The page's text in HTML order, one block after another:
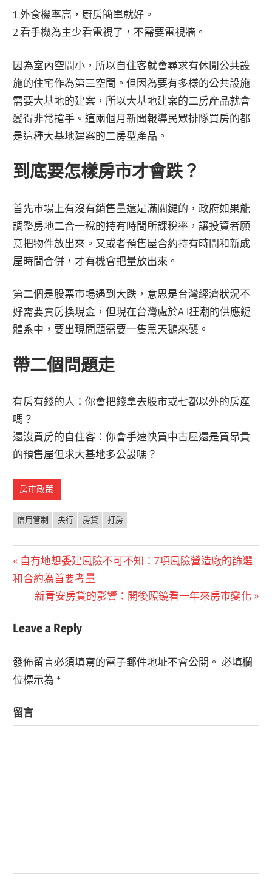
1.外食機率高，廚房簡單就好。
2.看手機為主少看電視了，不需要電視牆。
因為室內空間小，所以自住客就會尋求有休閒公共設
施的住宅作為第三空間。但因為要有多樣的公共設施
需要大基地的建案，所以大基地建案的二房產品就會
變得非常搶手。這兩個月新聞報導民眾排隊買房的都
是這種大基地建案的二房型產品。
到底要怎樣房市才會跌？
首先市場上有沒有銷售量還是滿關鍵的，政府如果能
調整房地二合一稅的持有時間所課稅率，讓投資者願
意把物件放出來。又或者預售屋合約持有時間和新成
屋時間合併，才有機會把量放出來。
第二個是股票市場遇到大跌，意思是台灣經濟狀況不
好需要賣房換現金，但現在台灣處於A I狂潮的供應鏈
體系中，要出現問題需要一隻黑天鵝來襲。
帶二個問題走
有房有錢的人：你會把錢拿去股市或七都以外的房產
嗎？
還沒買房的自住客：你會手速快買中古屋還是買昂貴
的預售屋但求大基地多公設嗎？
房市政策
信用管制 央行 房貸 打房
文
章
覽
Previous
Post:
自有地想委建風險不可不知：7項風險營造廠的篩選
和合約為首要考量
Next
新青安房貸的影響：開後照鏡看一年來房市變化
Leave a Reply
發佈留言必須填寫的電子郵件地址不會公開。 必填欄
位標示為 *
留言